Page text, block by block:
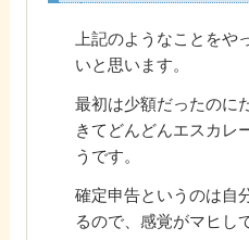
上記のようなことをや
いと思います。
最初は少額だったのに
きてどんどんエスカレ
うです。
確定申告というのは自
るので、感覚がマヒし